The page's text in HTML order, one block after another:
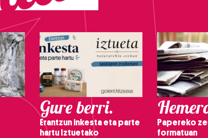
Gure berri.
Erantzun inkesta eta parte
hartu Iztuetako
Papereko
formatuan